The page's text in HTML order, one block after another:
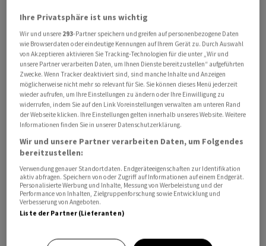
In der Nacht blieb das Dollar / Franken
-Paar in einer
engen Spanne mit Kursen von zuletzt 0,7840. Die
europäische Gemeinschaftswährung hat sich gegenüber
dem US-Dollarin dieser Zeit kaum bewegt, wie das
Kursniveau von 1,1641 zeigt. Am Donnerstagmorgen lag
sie allerdings noch bei lediglich 1,1592. Das
Euro/Franken-Paar tritt derweil bei Kursen von 0,9126
mehr oder weniger auf der Stelle.
Eurozone wichtige Daten an. So kommen aus einigen
Ländern, darunter Frankreich, Italien und Deutschland,
Inflationszahlen an. Laut der Helaba sollten
unterschiedliche Entwicklungen der Teuerungsraten
nicht überraschen. Alles in allem dürften die
Ihre Privatsphäre ist uns wichtig
Wir und unsere 293-Partner speichern und greifen auf personenbezogene Daten
wie Browserdaten oder eindeutige Kennungen auf Ihrem Gerät zu. Durch Auswahl
von Akzeptieren aktivieren Sie Tracking-Technologien für die unter „Wir und
unsere Partner verarbeiten Daten, um Ihnen Dienste bereitzustellen“ aufgeführten
Zwecke. Wenn Tracker deaktiviert sind, sind manche Inhalte und Anzeigen
möglicherweise nicht mehr so relevant für Sie. Sie können dieses Menü jederzeit
wieder aufrufen, um Ihre Einstellungen zu ändern oder Ihre Einwilligung zu
widerrufen, indem Sie auf den Link Voreinstellungen verwalten am unteren Rand
der Webseite klicken. Ihre Einstellungen gelten innerhalb unseres Website. Weitere
Informationen finden Sie in unserer Datenschutzerklärung.
Wir und unsere Partner verarbeiten Daten, um Folgendes
bereitzustellen:
Verwendung genauer Standortdaten. Endgeräteeigenschaften zur Identifikation
aktiv abfragen. Speichern von oder Zugriff auf Informationen auf einem Endgerät.
Personalisierte Werbung und Inhalte, Messung von Werbeleistung und der
Performance von Inhalten, Zielgruppenforschung sowie Entwicklung und
Verbesserung von Angeboten.
Liste der Partner (Lieferanten)